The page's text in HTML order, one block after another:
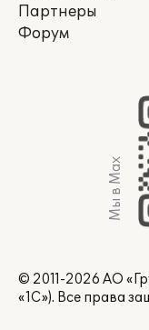
Партнеры
Форум
Мы в Max
© 2011-2026 АО
«1С»). Все права